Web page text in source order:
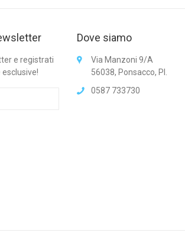
e registrati
Dove siamo
Via Manzoni 9/A
56038, Ponsacco, PI.
0587 733730